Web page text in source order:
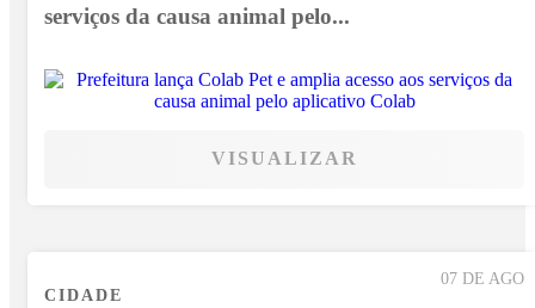
serviços da causa animal pelo...
VISUALIZAR
07 DE AGO
CIDADE